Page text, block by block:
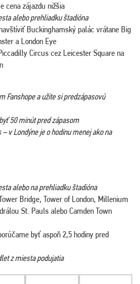
cena zájazdu nižšia
alebo prehliadku štadióna
Buckinghamský palác vrátane Big
a London Eye
Circus cez Leicester Square na
Fanshope a užite si predzápasovú
50 minút pred zápasom
v Londýne je o hodinu menej ako na
alebo na prehliadku štadióna
Bridge, Tower of London, Millenium
St. Pauls alebo Camden Town
byť aspoň 2,5 hodiny pred
z miesta podujatia